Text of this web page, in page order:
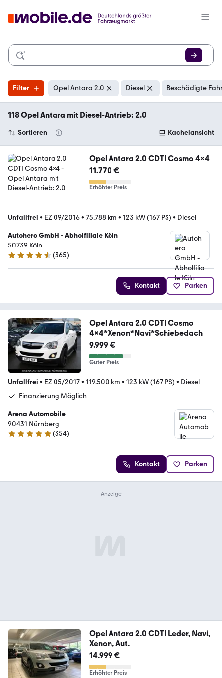
Filter Opel Antara 2.0 Diesel Beschädigte
118 Opel Antara mit Diesel-Antrieb: 2.0
Sortieren Kachelansicht
Opel Antara 2.0 CDTI Cosmo 4x4
11.770 €
Erhöhter Preis
Unfallfrei • EZ 09/2016• 75.788 km • 123 kW (167 PS) • Diesel
Autohero GmbH - Abholfiliale Köln
50739 Köln
4.6 Sterne
(365)
Kontakt Parken
Opel Antara 2.0 CDTI Cosmo
4x4*Xenon*Navi*Schiebedach
9.999 €
Guter Preis
Unfallfrei • EZ 05/2017• 119.500 km • 123 kW (167 PS) • Diesel
Finanzierung Möglich
Arena Automobile
90431 Nürnberg
4.8 Sterne
(354)
Kontakt Parken
Opel Antara 2.0 CDTI Leder, Navi,
Xenon, Aut.
14.999 €
Erhöhter Preis